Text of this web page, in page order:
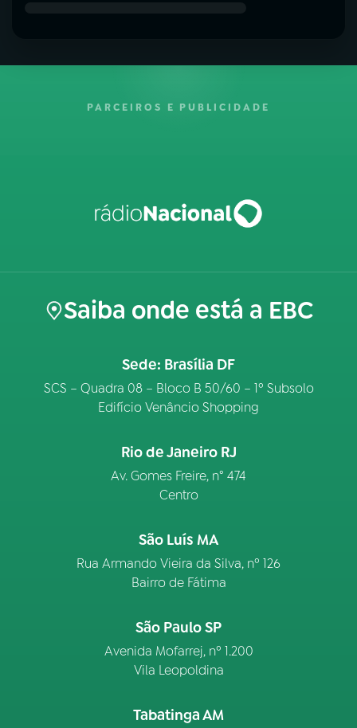
PARCEIROS E PUBLICIDADE
Saiba onde está a EBC
Sede: Brasília DF
SCS – Quadra 08 – Bloco B 50/60 – 1º Subsolo
Edifício Venâncio Shopping
Rio de Janeiro RJ
Av. Gomes Freire, n° 474
Centro
São Luís MA
Rua Armando Vieira da Silva, nº 126
Bairro de Fátima
São Paulo SP
Avenida Mofarrej, nº 1.200
Vila Leopoldina
Tabatinga AM